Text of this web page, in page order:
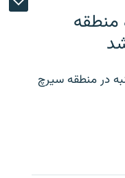
منطقه
در منطقه سیرچ